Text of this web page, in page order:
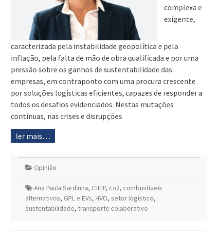
complexa e
exigente,
caracterizada pela instabilidade geopolítica e pela
inflação, pela falta de mão de obra qualificada e por uma
pressão sobre os ganhos de sustentabilidade das
empresas, em contraponto com uma procura crescente
por soluções logísticas eficientes, capazes de responder a
todos os desafios evidenciados. Nestas mutações
contínuas, nas crises e disrupções
ler mais…
Opinião
Ana Paula Sardinha, CHEP, co2, combustíveis
alternativos, GPL e EVs, HVO, setor logístico,
sustentabilidade, transporte colaborativo